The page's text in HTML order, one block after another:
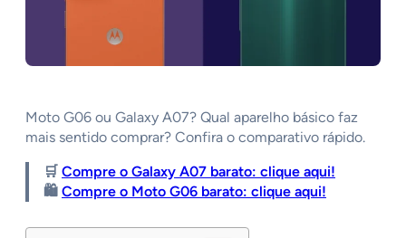
Moto G06 ou Galaxy A07? Qual aparelho básico faz
mais sentido comprar? Confira o comparativo rápido.
🛒 Compre o Galaxy A07 barato: clique aqui!
🛍️ Compre o Moto G06 barato: clique aqui!